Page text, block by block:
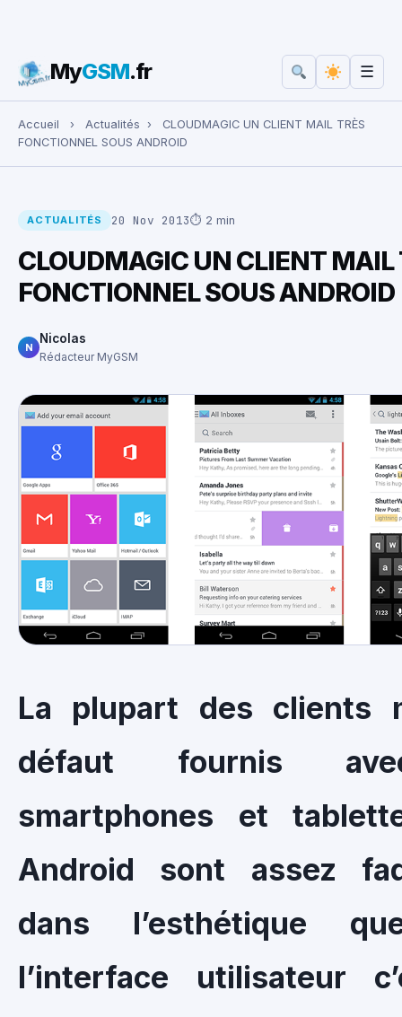
Rechercher :
MyGSM.fr ☰
Accueil › Actualités ›
CLOUDMAGIC UN CLIENT MAIL TRÈS
FONCTIONNEL SOUS ANDROID
ACTUALITÉS 20 Nov 2013⏱ 2 min
CLOUDMAGIC UN CLIENT MAIL
FONCTIONNEL SOUS ANDROID
N
Nicolas
Rédacteur MyGSM
La plupart des clients
défaut fournis
smartphones et
Android sont assez
dans l’esthétique
l’interface utilisateur